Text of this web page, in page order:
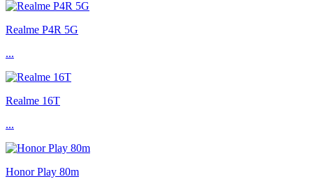
Realme P4R 5G
...
Realme 16T
...
Honor Play 80m